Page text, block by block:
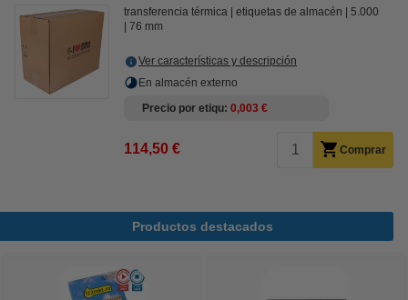
transferencia térmica etiquetas de almacén
5.000
76 mm
Ver características y descripción
En almacén externo
Precio por etiqu 0,003 €
114,50 € Comprar
Productos destacados